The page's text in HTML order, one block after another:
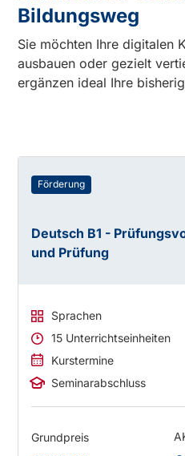
Bildungsweg
Sie möchten Ihre digitalen
ausbauen oder gezielt
ergänzen ideal Ihre
Förderung
Deutsch B1 -
und Prüfung
Sprachen
15 Unterrichtseinheiten
Kurstermine
Seminarabschluss
Grundpreis